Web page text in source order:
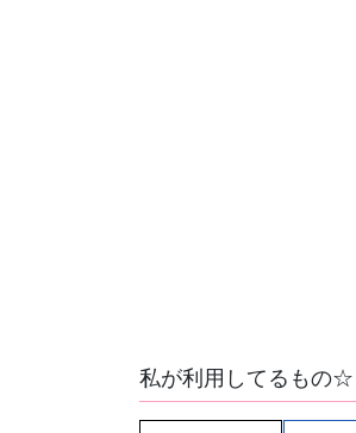
私が利用してるもの☆